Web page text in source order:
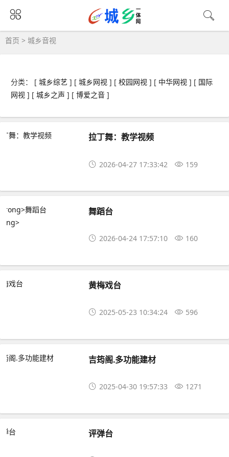
首页 > 城乡音视
分类： [ 城乡综艺 ] [ 城乡网视 ] [ 校园网视 ] [ 中华网视 ] [ 国际
网视 ] [ 城乡之声 ] [ 博爱之音 ]
拉丁舞：教学视频
2026-04-27 17:33:42 159
舞蹈台
2026-04-24 17:57:10 160
黄梅戏台
2025-05-23 10:34:24 596
吉筠阁.多功能建材
2025-04-30 19:57:33 1271
评弹台